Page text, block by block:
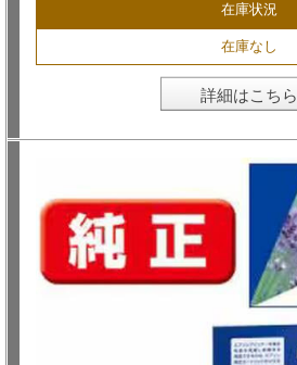
在庫状況
在庫なし
詳細はこちら